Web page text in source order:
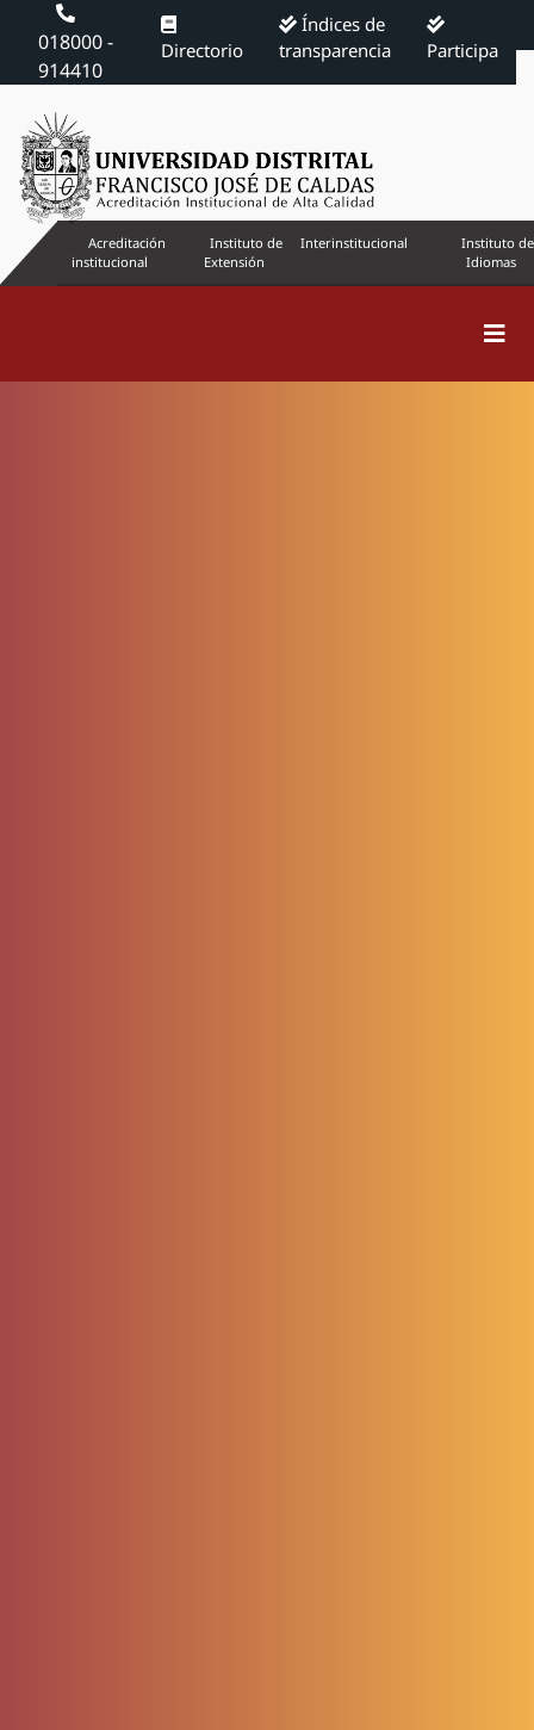
018000 -
914410
Directorio
Índices de
transparencia
Participa
Acreditación
institucional
Instituto de
Extensión
Interinstitucional
Instituto de
Idiomas